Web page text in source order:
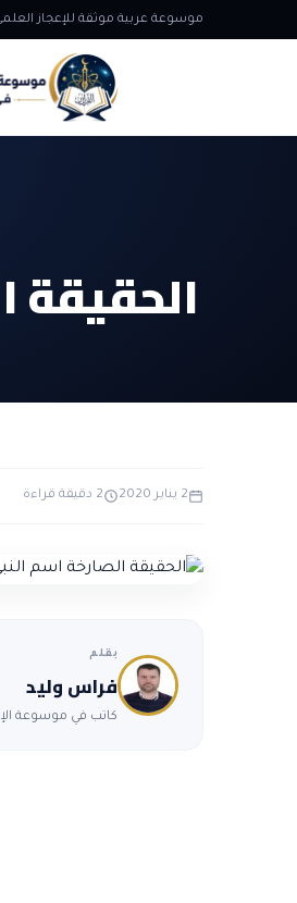
موسوعة عربية موثقة للإعجاز
الحقيقة
2 يناير 2020 2 دقيقة قراءة
بقلم
فراس وليد
كاتب في موسوعة الإعجاز